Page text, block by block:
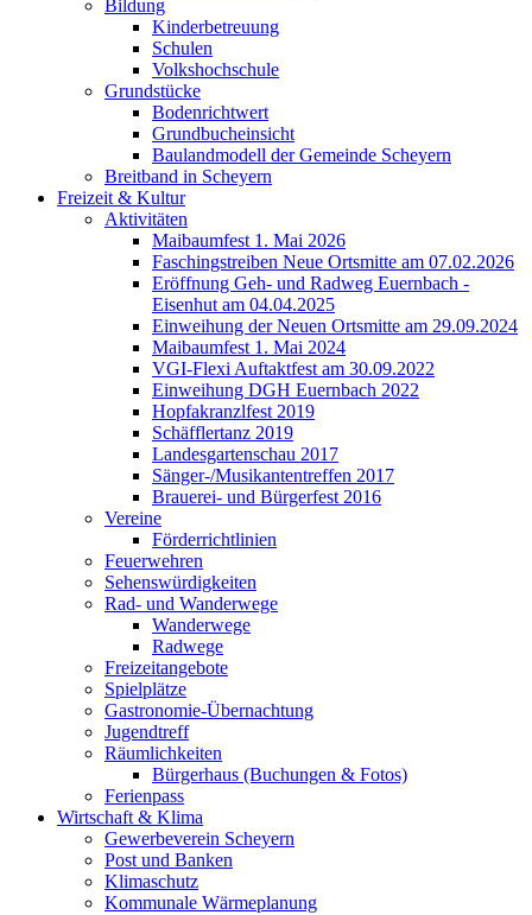
Bildung
Kinderbetreuung
Schulen
Volkshochschule
Grundstücke
Bodenrichtwert
Grundbucheinsicht
Baulandmodell der Gemeinde Scheyern
Breitband in Scheyern
Freizeit & Kultur
Aktivitäten
Maibaumfest 1. Mai 2026
Faschingstreiben Neue Ortsmitte am 07.02.2026
Eröffnung Geh- und Radweg Euernbach -
Eisenhut am 04.04.2025
Einweihung der Neuen Ortsmitte am 29.09.2024
Maibaumfest 1. Mai 2024
VGI-Flexi Auftaktfest am 30.09.2022
Einweihung DGH Euernbach 2022
Hopfakranzlfest 2019
Schäfflertanz 2019
Landesgartenschau 2017
Sänger-/Musikantentreffen 2017
Brauerei- und Bürgerfest 2016
Vereine
Förderrichtlinien
Feuerwehren
Sehenswürdigkeiten
Rad- und Wanderwege
Wanderwege
Radwege
Freizeitangebote
Spielplätze
Gastronomie-Übernachtung
Jugendtreff
Räumlichkeiten
Bürgerhaus (Buchungen & Fotos)
Ferienpass
Wirtschaft & Klima
Gewerbeverein Scheyern
Post und Banken
Klimaschutz
Kommunale Wärmeplanung